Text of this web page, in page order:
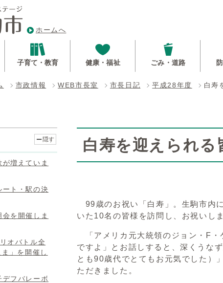
ホームへ
子育て・教育 健康・福祉 ごみ・道路
市政情報 WEB市長室 市長日記 平成28年度 白寿
白寿を迎えられる
99歳のお祝い「白寿」。生駒市内
いた10名の皆様を訪問し、お祝いし
「アメリカ元大統領のジョン・F・
ですよ」とお話しすると、深くうな
とも90歳代でとてもお元気でした）
ただきました。
隠す
増えていま
ート・駅の決
を開催しま
オバトル全
」を開催し
デフバレーボ